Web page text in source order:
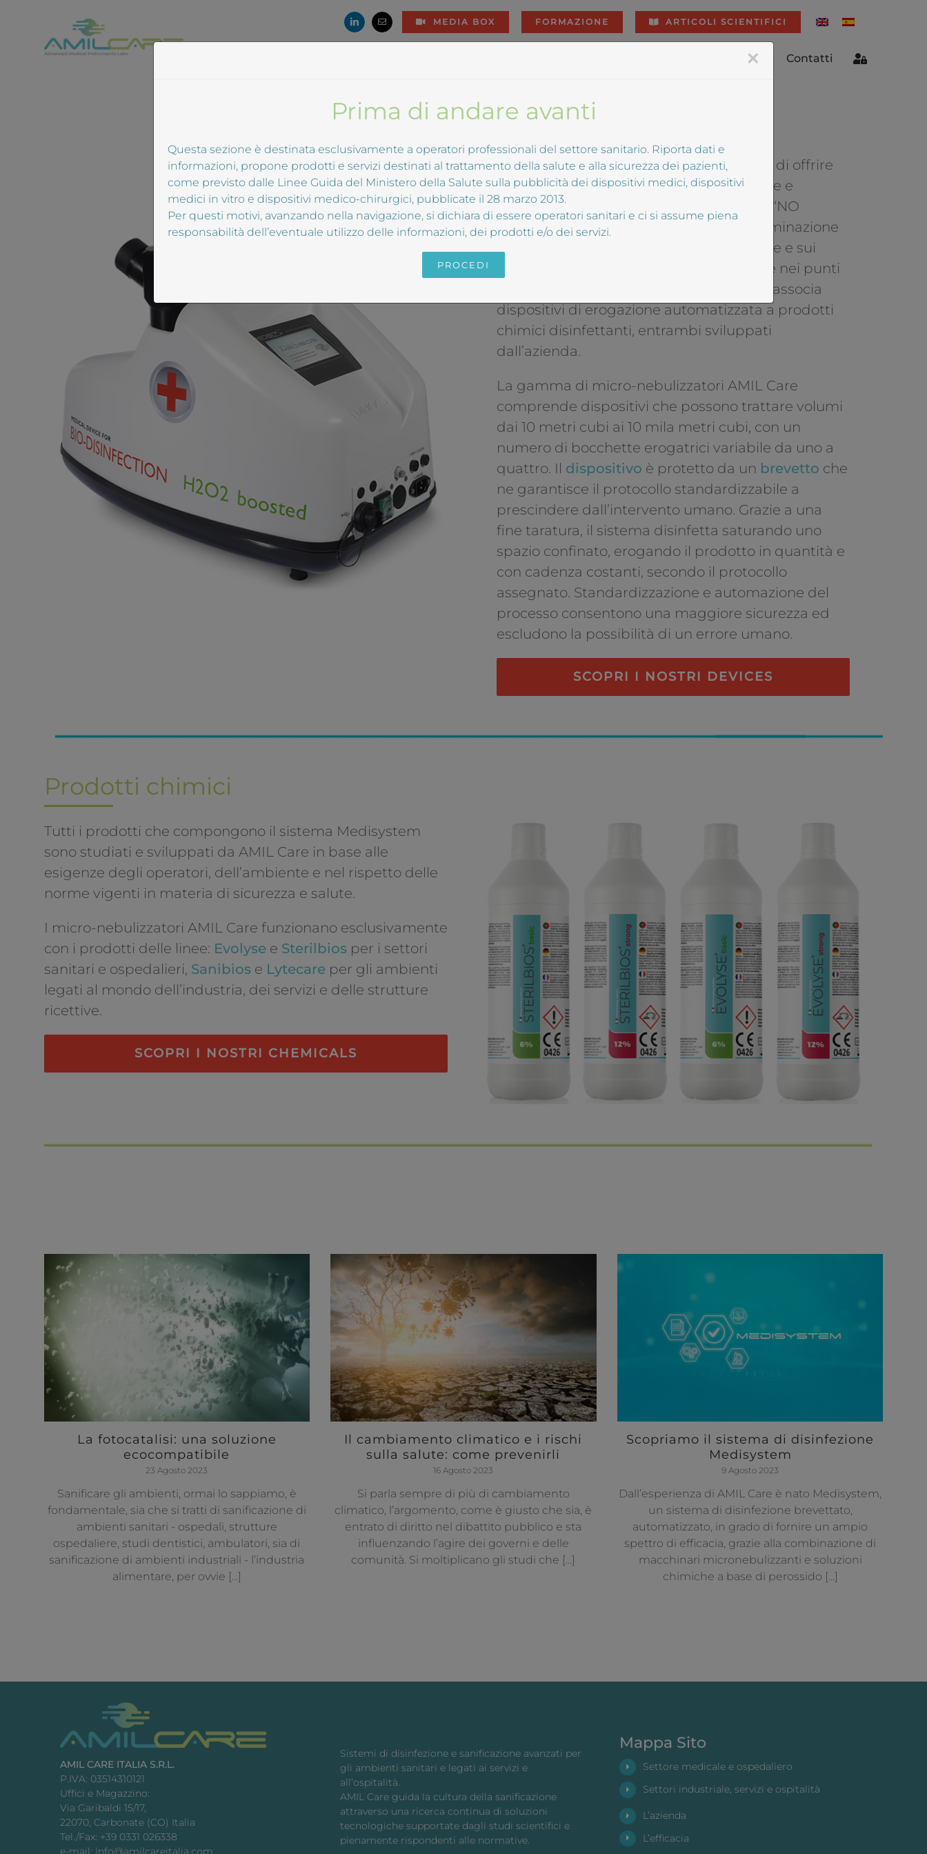
contenuto
MEDIA BOX FORMAZIONE ARTICOLI SCIENTIFICI
Settore ospitalità Contatti
Devices
Medisystem nasce dalla consapevolezza di offrire
un sistema automatizzato di sanificazione e
disinfezione di alto livello con tecnologia “NO
TOUCH”, insieme a protocolli di decontaminazione
validati, principalmente nelle aree critiche e sui
principali patogeni multiresistenti, anche nei punti
associa
dispositivi di erogazione automatizzata a prodotti
chimici disinfettanti, entrambi sviluppati
dall’azienda.
La gamma di micro-nebulizzatori AMIL Care
comprende dispositivi che possono trattare volumi
dai 10 metri cubi ai 10 mila metri cubi, con un
numero di bocchette erogatrici variabile da uno a
quattro. Il dispositivo è protetto da un brevetto che
ne garantisce il protocollo standardizzabile a
prescindere dall’intervento umano. Grazie a una
fine taratura, il sistema disinfetta saturando uno
spazio confinato, erogando il prodotto in quantità e
con cadenza costanti, secondo il protocollo
assegnato. Standardizzazione e automazione del
processo consentono una maggiore sicurezza ed
escludono la possibilità di un errore umano.
SCOPRI I NOSTRI DEVICES
Prodotti chimici
Tutti i prodotti che compongono il sistema Medisystem
sono studiati e sviluppati da AMIL Care in base alle
esigenze degli operatori, dell’ambiente e nel rispetto delle
norme vigenti in materia di sicurezza e salute.
I micro-nebulizzatori AMIL Care funzionano esclusivamente
con i prodotti delle linee: Evolyse e Sterilbios per i settori
sanitari e ospedalieri, Sanibios e Lytecare per gli ambienti
legati al mondo dell’industria, dei servizi e delle strutture
ricettive.
SCOPRI I NOSTRI CHEMICALS
La fotocatalisi: una soluzione
ecocompatibile
23 Agosto 2023
Sanificare gli ambienti, ormai lo sappiamo, è
fondamentale, sia che si tratti di sanificazione di
ambienti sanitari - ospedali, strutture
ospedaliere, studi dentistici, ambulatori, sia di
sanificazione di ambienti industriali - l’industria
alimentare, per ovvie [...]
Il cambiamento climatico e i rischi
sulla salute: come prevenirli
16 Agosto 2023
Si parla sempre di più di cambiamento
climatico, l’argomento, come è giusto che sia, è
entrato di diritto nel dibattito pubblico e sta
influenzando l’agire dei governi e delle
comunità. Si moltiplicano gli studi che [...]
Scopriamo il sistema di disinfezione
Medisystem
9 Agosto 2023
Dall’esperienza di AMIL Care è nato Medisystem,
un sistema di disinfezione brevettato,
automatizzato, in grado di fornire un ampio
spettro di efficacia, grazie alla combinazione di
macchinari micronebulizzanti e soluzioni
chimiche a base di perossido [...]
AMIL CARE ITALIA S.R.L.
P.IVA: 03514310121
Uffici e Magazzino:
Via Garibaldi 15/17,
22070, Carbonate (CO) Italia
Tel./Fax: +39 0331 026338
e-mail: info@amilcareitalia.com
Sistemi di disinfezione e sanificazione avanzati per
gli ambienti sanitari e legati ai servizi e
all’ospitalità.
AMIL Care guida la cultura della sanificazione
attraverso una ricerca continua di soluzioni
tecnologiche supportate dagli studi scientifici e
pienamente rispondenti alle normative.
Mappa Sito
Settore medicale e ospedaliero
Settori industriale, servizi e ospitalità
L’azienda
L’efficacia
×
Prima di andare avanti
Questa sezione è destinata esclusivamente a operatori professionali del settore sanitario. Riporta dati e
informazioni, propone prodotti e servizi destinati al trattamento della salute e alla sicurezza dei pazienti,
come previsto dalle Linee Guida del Ministero della Salute sulla pubblicità dei dispositivi medici, dispositivi
medici in vitro e dispositivi medico-chirurgici, pubblicate il 28 marzo 2013.
Per questi motivi, avanzando nella navigazione, si dichiara di essere operatori sanitari e ci si assume piena
responsabilità dell’eventuale utilizzo delle informazioni, dei prodotti e/o dei servizi.
PROCEDI